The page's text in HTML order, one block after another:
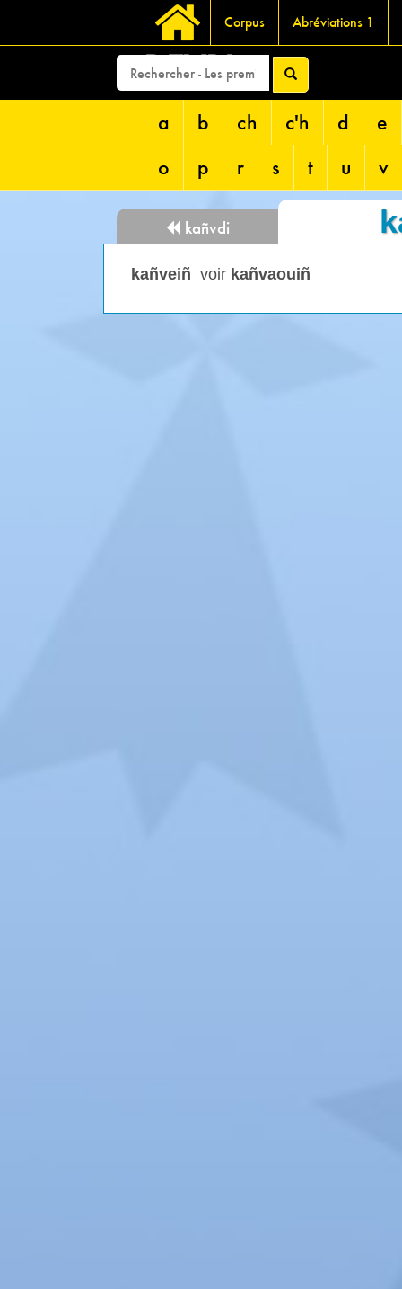
Corpus Abréviations 1
DEVRI
a b ch c'h d
e
o
p r s t u v
kañvdi
kañveiñ voir kañvaouiñ